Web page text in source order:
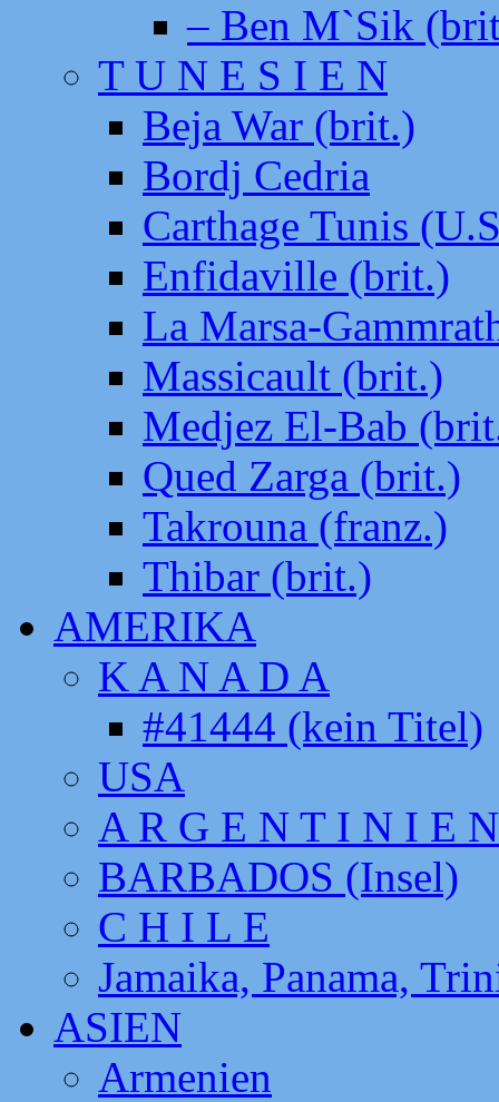
– Ben M`Sik
T U N E S I E N
Beja War (brit.)
Bordj Cedria
Carthage Tunis
Enfidaville (brit.)
La Marsa-
Massicault (brit.)
Medjez El-Bab
Qued Zarga (brit.)
Takrouna (franz.)
Thibar (brit.)
AMERIKA
K A N A D A
#41444 (kein Titel)
USA
A R G E N T I N I E N
BARBADOS (Insel)
C H I L E
Jamaika, Panama,
ASIEN
Armenien